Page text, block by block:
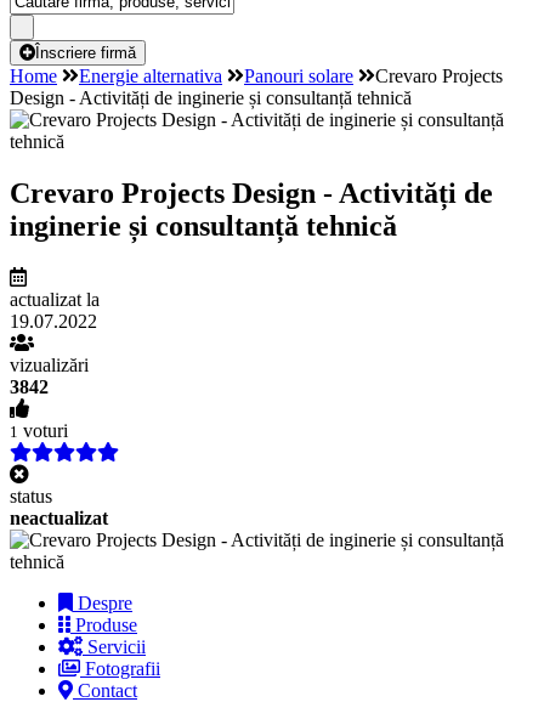
Înscriere firmă
Home Energie alternativa Panouri solare
Crevaro Projects
Design - Activități de inginerie și consultanță tehnică
Crevaro Projects Design - Activități de
inginerie și consultanță tehnică
actualizat la
19.07.2022
vizualizări
3842
1 voturi
status
neactualizat
Despre
Produse
Servicii
Fotografii
Contact